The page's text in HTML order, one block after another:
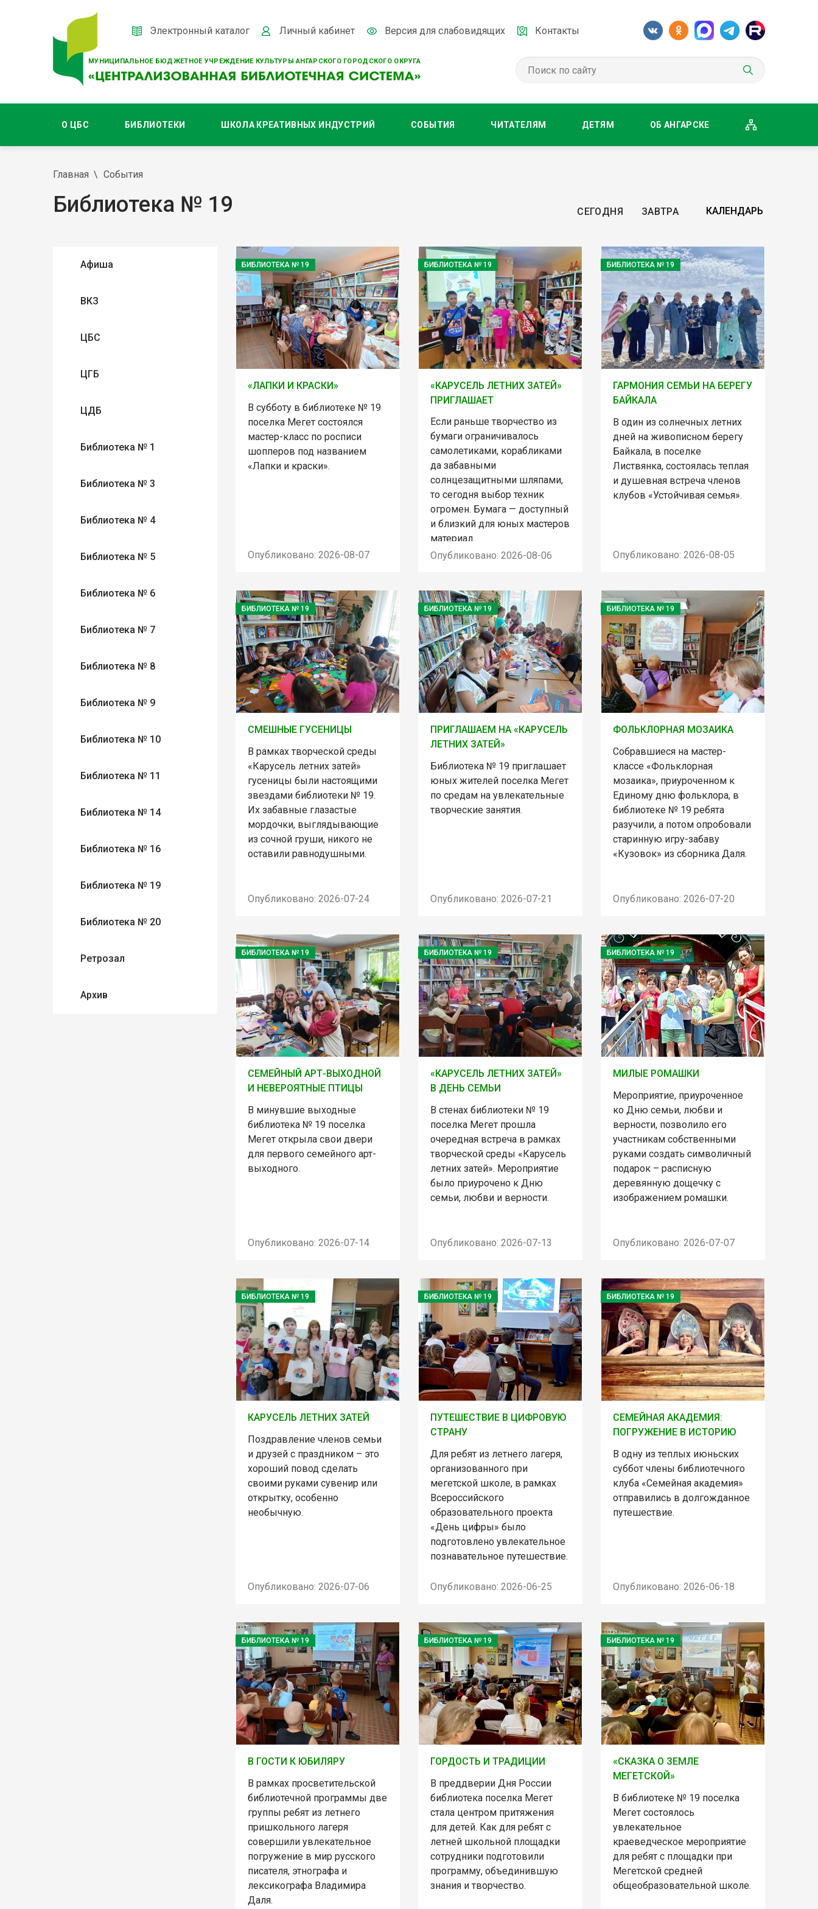
МУНИЦИПАЛЬНОЕ БЮДЖЕТНОЕ УЧРЕЖДЕНИЕ КУЛЬТУРЫ АНГАРСКОГО ГОРОДСКОГО ОКРУГА
Электронный каталог Личный кабинет Версия для слабовидящих Контакты
О ЦБС БИБЛИОТЕКИ ШКОЛА КРЕАТИВНЫХ ИНДУСТРИЙ СОБЫТИЯ ЧИТАТЕЛЯМ ДЕТЯМ ОБ АНГАРСКЕ
Главная События
Библиотека № 19 СЕГОДНЯ ЗАВТРА
Афиша
ВКЗ
ЦБС
ЦГБ
ЦДБ
Библиотека № 1
Библиотека № 3
Библиотека № 4
Библиотека № 5
Библиотека № 6
Библиотека № 7
Библиотека № 8
Библиотека № 9
Библиотека № 10
Библиотека № 11
Библиотека № 14
Библиотека № 16
Библиотека № 19
Библиотека № 20
Ретрозал
Архив
БИБЛИОТЕКА № 19
«ЛАПКИ И КРАСКИ»
В субботу в библиотеке № 19
поселка Мегет состоялся
мастер-класс по росписи
шопперов под названием
«Лапки и краски».
Опубликовано: 2026-08-07
БИБЛИОТЕКА № 19
«КАРУСЕЛЬ ЛЕТНИХ ЗАТЕЙ»
ПРИГЛАШАЕТ
Если раньше творчество из
бумаги ограничивалось
самолетиками, корабликами
да забавными
солнцезащитными шляпами,
то сегодня выбор техник
огромен. Бумага — доступный
и близкий для юных мастеров
материал
Опубликовано: 2026-08-06
БИБЛИОТЕКА № 19
ГАРМОНИЯ СЕМЬИ НА БЕРЕГУ
БАЙКАЛА
В один из солнечных летних
дней на живописном берегу
Байкала, в поселке
Листвянка, состоялась теплая
и душевная встреча членов
клубов «Устойчивая семья».
Опубликовано: 2026-08-05
БИБЛИОТЕКА № 19
СМЕШНЫЕ ГУСЕНИЦЫ
В рамках творческой среды
«Карусель летних затей»
гусеницы были настоящими
звездами библиотеки № 19.
Их забавные глазастые
мордочки, выглядывающие
из сочной груши, никого не
оставили равнодушными.
Опубликовано: 2026-07-24
БИБЛИОТЕКА № 19
ПРИГЛАШАЕМ НА «КАРУСЕЛЬ
ЛЕТНИХ ЗАТЕЙ»
Библиотека № 19 приглашает
юных жителей поселка Мегет
по средам на увлекательные
творческие занятия.
Опубликовано: 2026-07-21
БИБЛИОТЕКА № 19
ФОЛЬКЛОРНАЯ МОЗАИКА
Собравшиеся на мастер-
классе «Фольклорная
мозаика», приуроченном к
Единому дню фольклора, в
библиотеке № 19 ребята
разучили, а потом опробовали
старинную игру-забаву
«Кузовок» из сборника Даля.
Опубликовано: 2026-07-20
БИБЛИОТЕКА № 19
СЕМЕЙНЫЙ АРТ-ВЫХОДНОЙ
И НЕВЕРОЯТНЫЕ ПТИЦЫ
В минувшие выходные
библиотека № 19 поселка
Мегет открыла свои двери
для первого семейного арт-
выходного.
Опубликовано: 2026-07-14
БИБЛИОТЕКА № 19
«КАРУСЕЛЬ ЛЕТНИХ ЗАТЕЙ»
В ДЕНЬ СЕМЬИ
В стенах библиотеки № 19
поселка Мегет прошла
очередная встреча в рамках
творческой среды «Карусель
летних затей». Мероприятие
было приурочено к Дню
семьи, любви и верности.
Опубликовано: 2026-07-13
БИБЛИОТЕКА № 19
МИЛЫЕ РОМАШКИ
Мероприятие, приуроченное
ко Дню семьи, любви и
верности, позволило его
участникам собственными
руками создать символичный
подарок – расписную
деревянную дощечку с
изображением ромашки.
Опубликовано: 2026-07-07
БИБЛИОТЕКА № 19
КАРУСЕЛЬ ЛЕТНИХ ЗАТЕЙ
Поздравление членов семьи
и друзей с праздником – это
хороший повод сделать
своими руками сувенир или
открытку, особенно
необычную.
Опубликовано: 2026-07-06
БИБЛИОТЕКА № 19
ПУТЕШЕСТВИЕ В ЦИФРОВУЮ
СТРАНУ
Для ребят из летнего лагеря,
организованного при
мегетской школе, в рамках
Всероссийского
образовательного проекта
«День цифры» было
подготовлено увлекательное
познавательное путешествие.
Опубликовано: 2026-06-25
БИБЛИОТЕКА № 19
СЕМЕЙНАЯ АКАДЕМИЯ:
ПОГРУЖЕНИЕ В ИСТОРИЮ
В одну из теплых июньских
суббот члены библиотечного
клуба «Семейная академия»
отправились в долгожданное
путешествие.
Опубликовано: 2026-06-18
БИБЛИОТЕКА № 19
В ГОСТИ К ЮБИЛЯРУ
В рамках просветительской
библиотечной программы две
группы ребят из летнего
пришкольного лагеря
совершили увлекательное
погружение в мир русского
писателя, этнографа и
лексикографа Владимира
Даля.
БИБЛИОТЕКА № 19
ГОРДОСТЬ И ТРАДИЦИИ
В преддверии Дня России
библиотека поселка Мегет
стала центром притяжения
для детей. Как для ребят с
летней школьной площадки
сотрудники подготовили
программу, объединившую
знания и творчество.
БИБЛИОТЕКА № 19
«СКАЗКА О ЗЕМЛЕ
МЕГЕТСКОЙ»
В библиотеке № 19 поселка
Мегет состоялось
увлекательное
краеведческое мероприятие
для ребят с площадки при
Мегетской средней
общеобразовательной школе.